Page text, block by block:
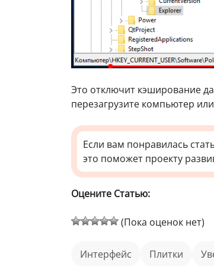
Это отключит кэширование
перезагрузите компьютер
Если вам понравилась
это поможет проекту
Оцените Статью:
(Пока оценок нет)
интерфейс плитки